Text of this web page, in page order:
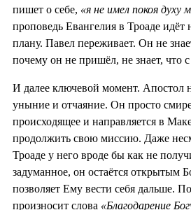
пишет о себе, «я не имел покоя духу
проповедь Евангелия в Троаде
плану. Павел переживает. Он не
почему он не пришёл, не знает, что
И далее ключевой момент. Апостол
уныние и отчаяние. Он просто
происходящее и направляется в
продолжить свою миссию. Даже
Троаде у него вроде бы как не
задуманное, он остаётся открытым
позволяет Ему вести себя дальше.
произносит слова «Благодарение